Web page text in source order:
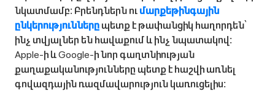
նկատմամբ։ Բրենդներն ու մարքեթինգային
ընկերությունները պետք է թափանցիկ հաղորդեն՝
ինչ տվյալներ են հավաքում և ինչ նպատակով։
Apple-ի և Google-ի նոր գաղտնիության
քաղաքականությունները պետք է հաշվի առնել
գովազդային ռազմավարություն կառուցելիս։